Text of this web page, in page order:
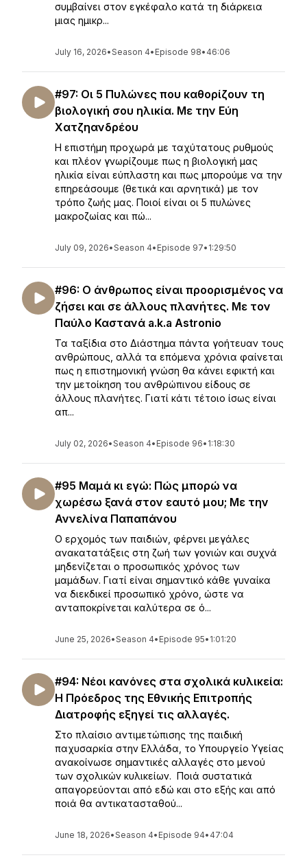
συμβαίνει στον εγκέφαλο κατά τη διάρκεια
μιας ημικρ...
July 16, 2026•Season 4• Episode 98• 46:06
#97: Οι 5 Πυλώνες που καθορίζουν τη
βιολογική σου ηλικία. Με την Εύη
Χατζηανδρέου
Η επιστήμη προχωρά με ταχύτατους ρυθμούς
και πλέον γνωρίζουμε πως η βιολογική μας
ηλικία είναι εύπλαστη και πως μπορούμε να την
επηρεάσουμε (θετικά και αρνητικά) με τον
τρόπο ζωής μας. Ποιοί είναι οι 5 πυλώνες
μακροζωίας και πώ...
July 09, 2026•Season 4• Episode 97• 1:29:50
#96: Ο άνθρωπος είναι προορισμένος να
ζήσει και σε άλλους πλανήτες. Με τον
Παύλο Καστανά a.k.a Astronio
Τα ταξίδια στο Διάστημα πάντα γοήτευαν τους
ανθρώπους, αλλά τα επόμενα χρόνια φαίνεται
πως η επιστημονική γνώση θα κάνει εφικτή και
την μετοίκηση του ανθρώπινου είδους σε
άλλους πλανήτες. Γιατί κάτι τέτοιο ίσως είναι
απ...
July 02, 2026•Season 4• Episode 96• 1:18:30
#95 Μαμά κι εγώ: Πώς μπορώ να
χωρέσω ξανά στον εαυτό μου; Με την
Αννελίνα Παπαπάνου
Ο ερχομός των παιδιών, φέρνει μεγάλες
ανακατατάξεις στη ζωή των γονιών και συχνά
μηδενίζεται ο προσωπικός χρόνος των
μαμάδων. Γιατί είναι σημαντικό κάθε γυναίκα
να διεκδικεί προσωπικό χρόνο, ώστε να
ανταποκρίνεται καλύτερα σε ό...
June 25, 2026•Season 4• Episode 95• 1:01:20
#94: Νέοι κανόνες στα σχολικά κυλικεία:
Η Πρόεδρος της Εθνικής Επιτροπής
Διατροφής εξηγεί τις αλλαγές.
Στο πλαίσιο αντιμετώπισης της παιδική
παχυσαρκία στην Ελλάδα, το Υπουργείο Υγείας
ανακοίνωσε σημαντικές αλλαγές στο μενού
των σχολικών κυλικείων. Ποιά συστατικά
απαγορεύονται από εδώ και στο εξής και από
ποιά θα αντικατασταθού...
June 18, 2026•Season 4• Episode 94• 47:04